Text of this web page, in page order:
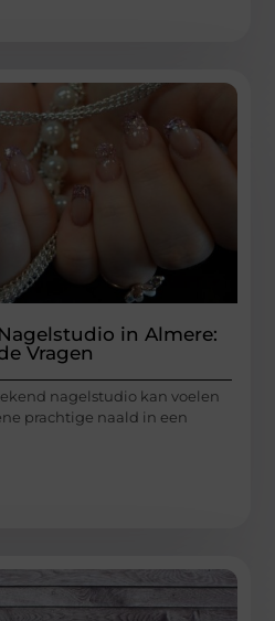
in Almere:
Vragen
nagelstudio kan voelen
prachtige naald in een